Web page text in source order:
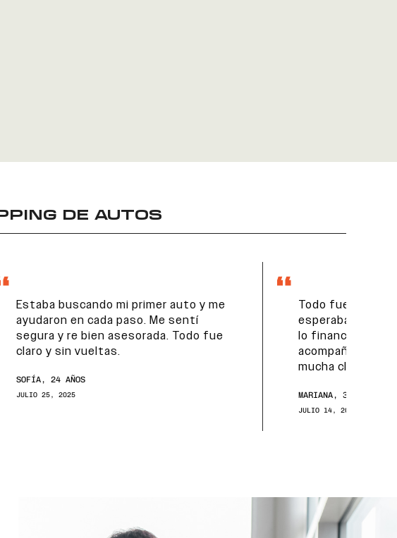
DE AUTOS
me
fue
Todo fue más fácil de lo que
esperaba. Vendí mi auto, elegí otro y
lo financié ahí mismo. Me
acompañaron en todo el proceso con